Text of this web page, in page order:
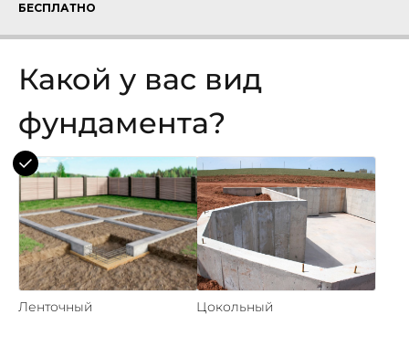
БЕСПЛАТНО
Какой у вас вид
фундамента?
Ленточный Цокольный